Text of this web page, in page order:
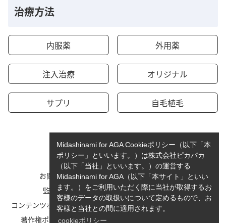
治療方法
内服薬 外用薬
注入治療 オリジナル
サプリ 自毛植毛
お問い合わせ
運営者情報
監修者一覧
cookieポリシーについて
コンテンツポリシーと運営指針
利用規約
著作権ポリシー/免責事項
Midashinami for AGA Cookieポリシー（以下「本
ポリシー」といいます。）は株式会社ピカパカ
（以下「当社」といいます。）の運営する
Midashinami for AGA（以下「本サイト」といい
ます。）をご利用いただく際に当社が取得するお
客様のデータの取扱いについて定めるもので、お
客様と当社との間に適用されます。
cookieポリシー